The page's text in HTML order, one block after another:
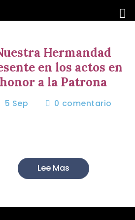
Hermandad
en los actos en
honor a la Patrona
5 Sep 0 comentario
Lee Mas